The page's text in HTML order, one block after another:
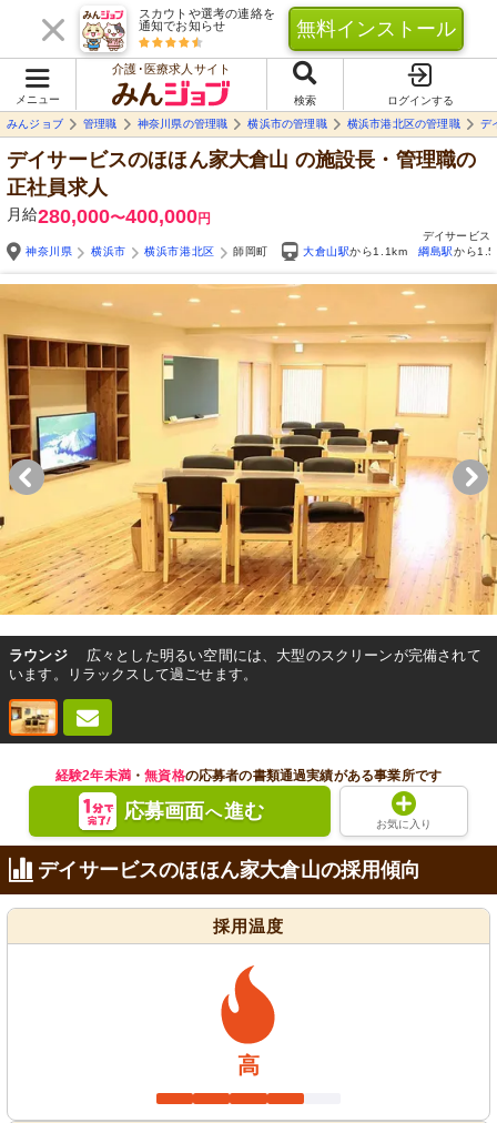
スカウトや選考の連絡を
通知でお知らせ
無料インストール
メニュー
介護･医療求人サイト
検索
ログインする
みんジョブ
管理職 神奈川県の管理職 横浜市の管理職 横浜市港北区の管理職 デ
デイサービスのほほん家大倉山 の施設長・管理職の
正社員求人
月給280,000〜400,000円
デイサービス
神奈川県
横浜市 横浜市港北区 師岡町 大倉山駅から1.1km 綱島駅から
ラウンジ
広々とした明るい空間には、大型のスクリーンが完備されて
います。リラックスして過ごせます。
経験2年未満・無資格の応募者の書類通過実績がある事業所です
応募画面へ進む
お気に入り
デイサービスのほほん家大倉山の採用傾向
採用温度
高